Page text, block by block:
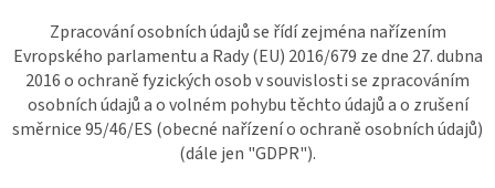
Zpracování osobních údajů se řídí zejména nařízením
Evropského parlamentu a Rady (EU) 2016/679 ze dne 27. dubna
2016 o ochraně fyzických osob v souvislosti se zpracováním
osobních údajů a o volném pohybu těchto údajů a o zrušení
směrnice 95/46/ES (obecné nařízení o ochraně osobních údajů)
(dále jen "GDPR").